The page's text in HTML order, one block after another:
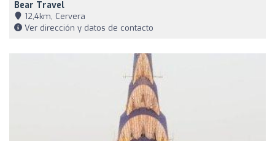
Bear Travel
12,4km, Cervera
Ver dirección y datos de contacto